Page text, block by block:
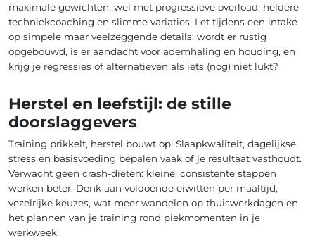
maximale gewichten, wel met progressieve overload, heldere
techniekcoaching en slimme variaties. Let tijdens een intake
op simpele maar veelzeggende details: wordt er rustig
opgebouwd, is er aandacht voor ademhaling en houding, en
krijg je regressies of alternatieven als iets (nog) niet lukt?
Herstel en leefstijl: de stille
doorslaggevers
Training prikkelt, herstel bouwt op. Slaapkwaliteit, dagelijkse
stress en basisvoeding bepalen vaak of je resultaat vasthoudt.
Verwacht geen crash-diëten: kleine, consistente stappen
werken beter. Denk aan voldoende eiwitten per maaltijd,
vezelrijke keuzes, wat meer wandelen op thuiswerkdagen en
het plannen van je training rond piekmomenten in je
werkweek.